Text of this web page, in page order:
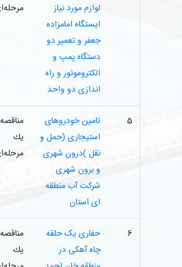
لوازم مورد نیاز
ایستگاه امامزاده
جعفر و تعمیر دو
دستگاه پمپ و
الکتروموتور و راه
اندازی دو واحد
مرحله‌ای
تامین خودروهای
استیجاری (حمل و
نقل )درون شهری
و برون شهری
شرکت آب منطقه
ای استان
مناقصه
یك
مرحله‌ای
حفاری یک حلقه
چاه آهکی در
مناقصه
یك